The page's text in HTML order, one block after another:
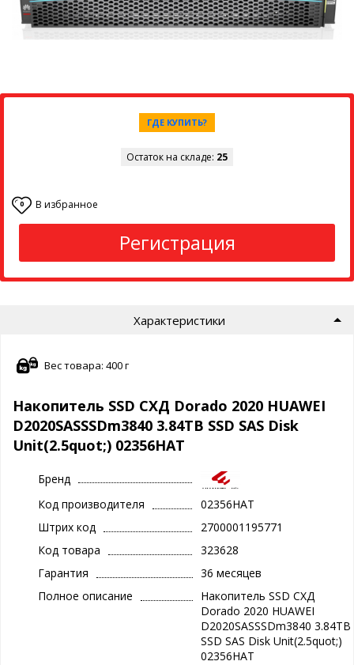
ГДЕ КУПИТЬ?
Остаток на складе: 25
0 В избранное
Регистрация
Характеристики
Вес товара: 400 г
Накопитель SSD СХД Dorado 2020 HUAWEI
D2020SASSSDm3840 3.84TB SSD SAS Disk
Unit(2.5quot;) 02356HAT
Бренд
Код производителя
02356HAT
Штрих код
2700001195771
Код товара
323628
Гарантия
36 месяцев
Полное описание
Накопитель SSD СХД
Dorado 2020 HUAWEI
D2020SASSSDm3840 3.84TB
SSD SAS Disk Unit(2.5quot;)
02356HAT